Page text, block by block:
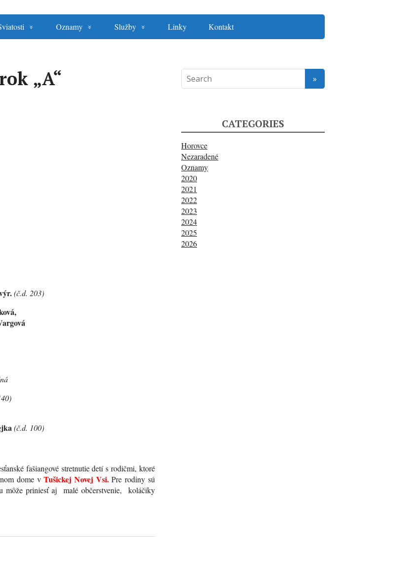
Oznamy Služby Linky Kontakt
„A“
(č.d. 203)
(č.d. 100)
fašiangové stretnutie detí s rodičmi, ktoré
dome vTušickej Novej Vsi.Pre rodiny sú
môže priniesť aj malé občerstvenie, koláčiky
CATEGORIES
Horovce
Nezaradené
Oznamy
2020
2021
2022
2023
2024
2025
2026